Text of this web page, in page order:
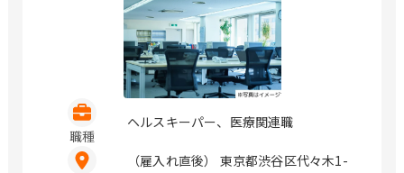
職種
ヘルスキーパー、医療関連職
（雇入れ直後） 東京都渋谷区代々木1-